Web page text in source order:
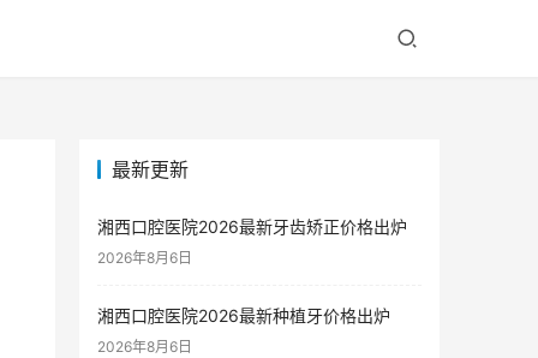
最新更新
湘西口腔医院2026最新牙齿矫正价格出炉
2026年8月6日
湘西口腔医院2026最新种植牙价格出炉
2026年8月6日